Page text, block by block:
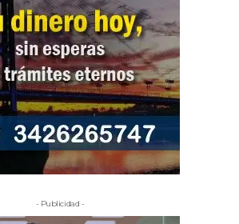
- Publicidad -